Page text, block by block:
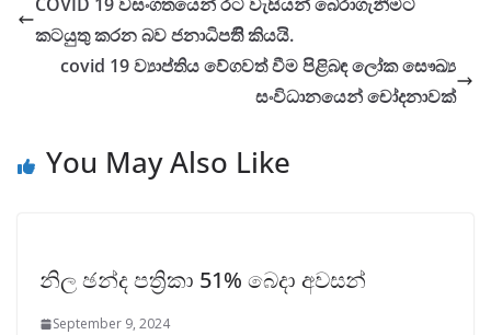
කටයුතු කරන බව ජනාධිපතිි කියයි.
covid 19 ව්‍යාප්තිය වේගවත් වීම පිළිබඳ ලෝක සෞඛ්‍ය
සංවිධානයෙන් චෝදනාවක්
You May Also Like
නිල ඡන්ද පත්‍රිකා 51% බෙදා අවසන්
September 9, 2024